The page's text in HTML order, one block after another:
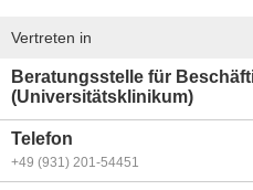
Vertreten in
Beratungsstelle für
(Universitätsklinikum)
Telefon
+49 (931) 201-54451